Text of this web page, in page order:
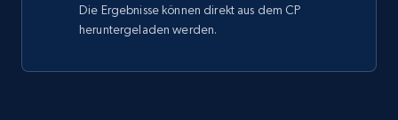
Die Ergebnisse können direkt aus dem CP
heruntergeladen werden.